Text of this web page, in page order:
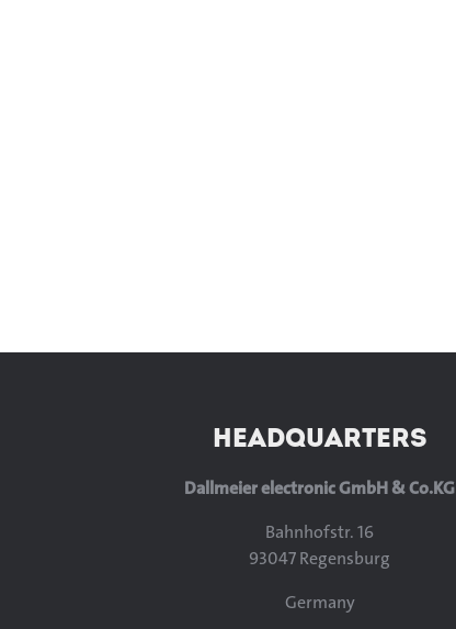
HEADQUARTERS
Dallmeier electronic GmbH & Co.KG
Bahnhofstr. 16
93047 Regensburg
Germany